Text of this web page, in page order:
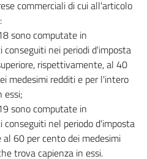
commerciali di cui all'articolo
sono computate in
nei periodi d'imposta
rispettivamente, al 40
medesimi redditi e per l'intero
essi;
sono computate in
nel periodo d'imposta
60 per cento dei medesimi
trova capienza in essi.